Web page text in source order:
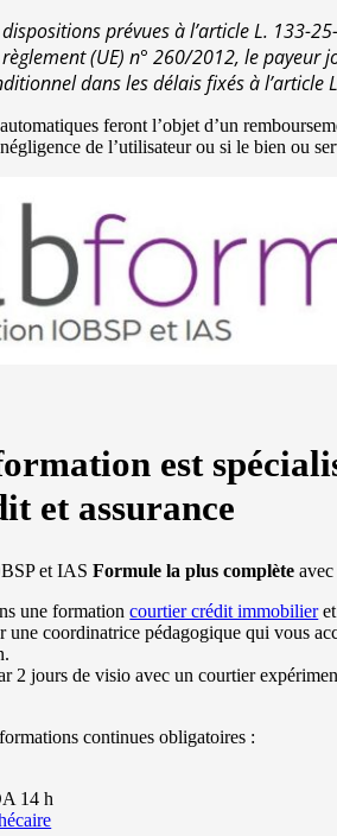
prévues à l’article L. 133-
(UE) n° 260/2012, le payeur
dans les délais fixés à l’article
feront l’objet d’un
de l’utilisateur ou si le bien ou
est
et assurance
et IASFormule la plus complète
une formationcourtier crédit immobilieret
une coordinatrice pédagogique qui vous
2 jours de visio avec un courtier
continues obligatoires :
14 h